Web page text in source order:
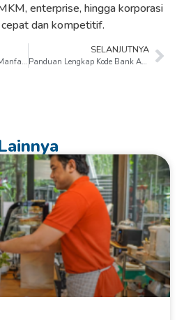
enterprise, hingga korporasi
dan kompetitif.
Kode Bank BTPN Jenius : Manfaat & Cara Menggunakannya!
SELANJUTNYA
Panduan Lengkap Kode Bank Amar